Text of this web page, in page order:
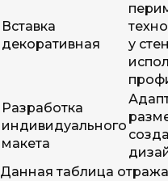
Вставка
декоративная
у
Разработка
индивидуального
макета
Данная таблица